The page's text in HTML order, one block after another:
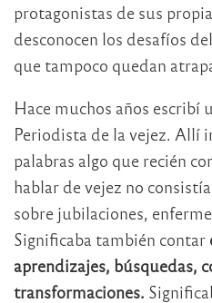
protagonistas de sus
desconocen los desafíos
que tampoco quedan
Hace muchos años escribí
Periodista de la vejez. Allí
palabras algo que recién
hablar de vejez no
sobre jubilaciones,
Significaba también contar
aprendizajes, búsquedas,
transformaciones.